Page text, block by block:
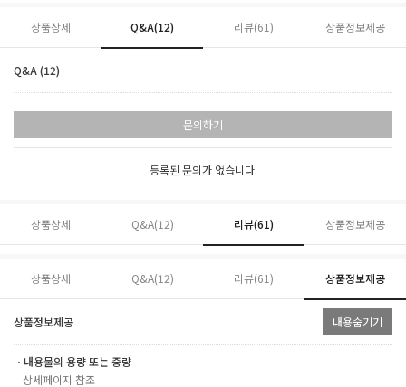
상품상세 Q&A(12) 리뷰(61) 상품정보제공
Q&A (12)
문의하기
등록된 문의가 없습니다.
상품상세 Q&A(12) 리뷰(61) 상품정보제공
상품상세 Q&A(12) 리뷰(61) 상품정보제공
상품정보제공 내용숨기기
ㆍ내용물의 용량 또는 중량
상세페이지 참조